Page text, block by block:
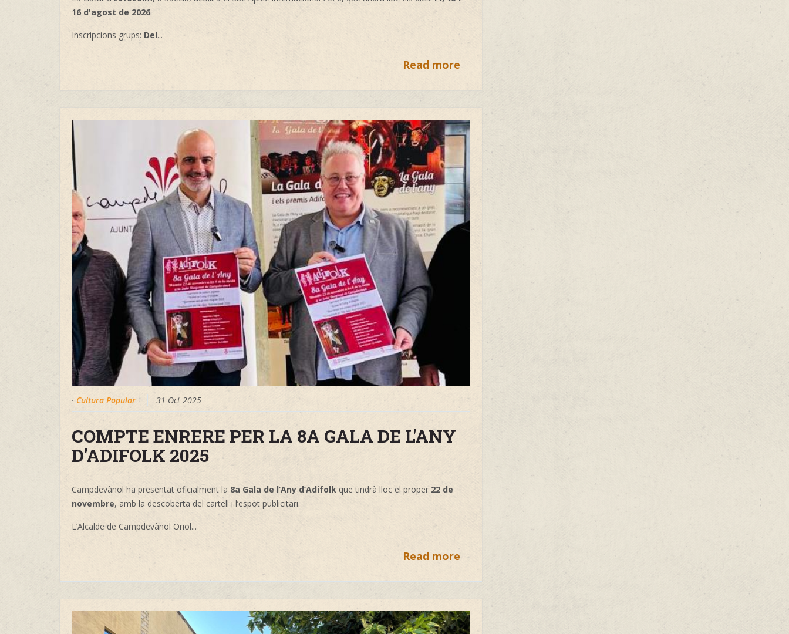
16 d'agost de 2026.
Inscripcions grups: Del...
Read more
· Cultura Popular 31 Oct 2025
COMPTE ENRERE PER LA 8A GALA DE L'ANY
D'ADIFOLK 2025
Campdevànol ha presentat oficialment la 8a Gala de l’Any d’Adifolk que tindrà lloc el proper 22 de
novembre, amb la descoberta del cartell i l’espot publicitari.
L’Alcalde de Campdevànol Oriol...
Read more